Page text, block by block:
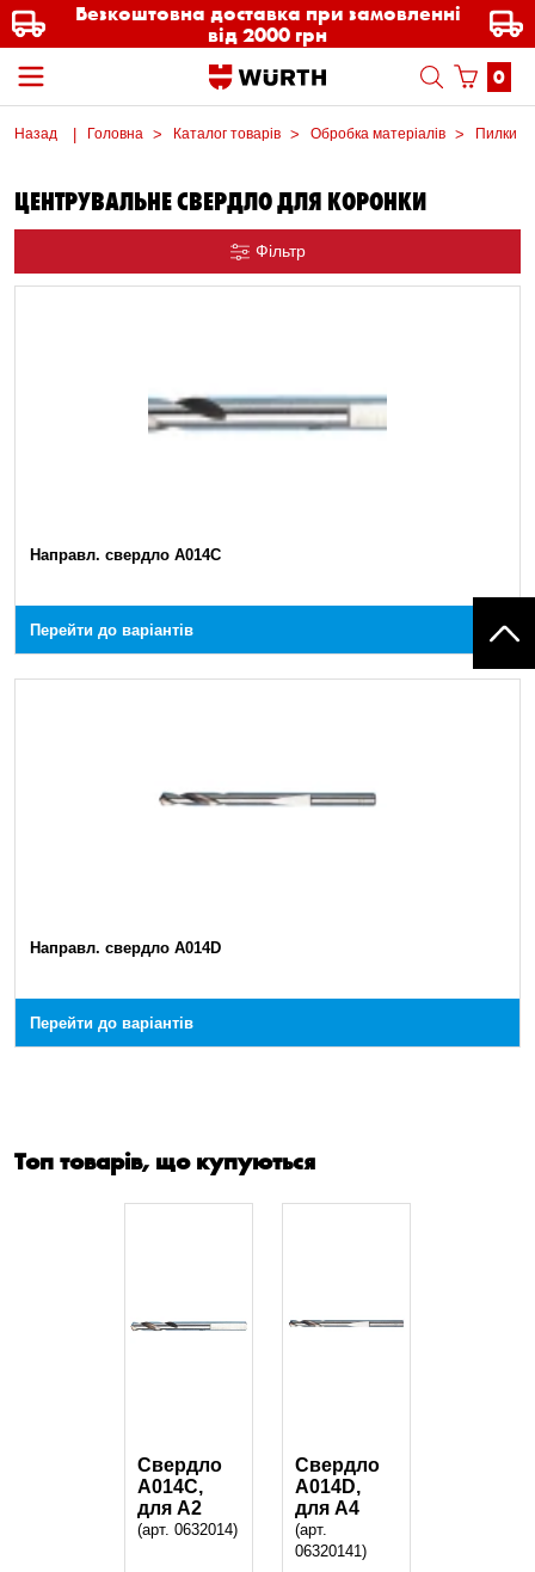
Безкоштовна доставка при замовленні
від 2000 грн
0
Назад Головна Каталог товарів Обробка матеріалів Пилки
ЦЕНТРУВАЛЬНЕ СВЕРДЛО ДЛЯ КОРОНКИ
Фільтр
Направл. свердло A014C
Перейти до варіантів
Направл. свердло A014D
Перейти до варіантів
Топ товарів, що купуються
Свердло
А014С,
для А2
(арт. 0632014)
Свердло
А014D,
для А4
(арт.
06320141)